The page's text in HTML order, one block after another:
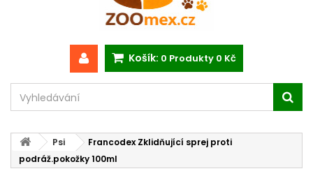
Košík: 0 Produkty 0 Kč
Psi
Francodex Zklidňující sprej proti
podráž.pokožky 100ml